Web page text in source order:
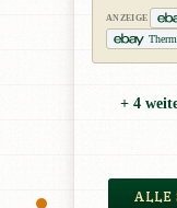
ANZEIGE
+ 4
ALLE